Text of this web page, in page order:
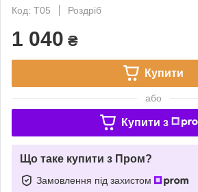
Код: T05
Роздріб
1 040 ₴
Купити
або
Купити з
Що таке купити з Пром?
Замовлення під захистом